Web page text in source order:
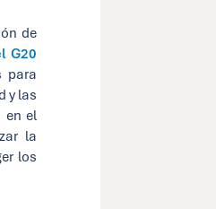
de
G20
para
y las
en el
la
los